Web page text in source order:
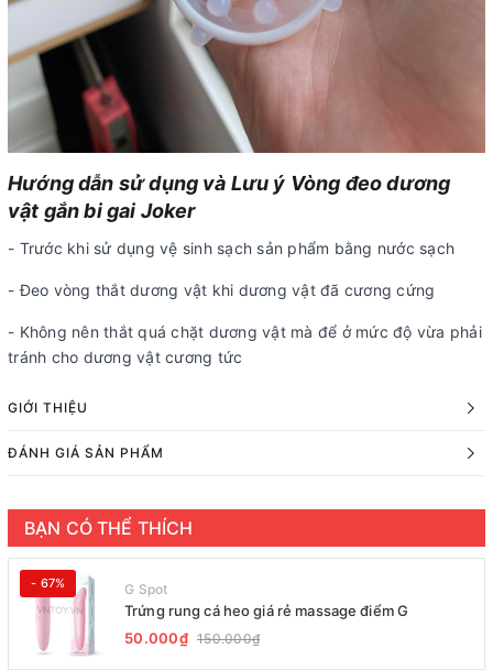
Hướng dẫn sử dụng và Lưu ý Vòng đeo dương
vật gắn bi gai Joker
- Trước khi sử dụng vệ sinh sạch sản phẩm bằng nước sạch
- Đeo vòng thắt dương vật khi dương vật đã cương cứng
- Không nên thắt quá chặt dương vật mà để ở mức độ vừa phải
tránh cho dương vật cương tức
GIỚI THIỆU
ĐÁNH GIÁ SẢN PHẨM
BẠN CÓ THỂ THÍCH
- 67% G Spot
Trứng rung cá heo giá rẻ massage điểm G
50.000₫ 150.000₫